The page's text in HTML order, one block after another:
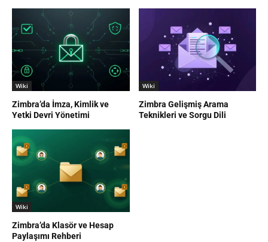
Wiki
Zimbra’da İmza, Kimlik ve
Yetki Devri Yönetimi
Wiki
Zimbra Gelişmiş Arama
Teknikleri ve Sorgu Dili
Wiki
Zimbra’da Klasör ve Hesap
Paylaşımı Rehberi